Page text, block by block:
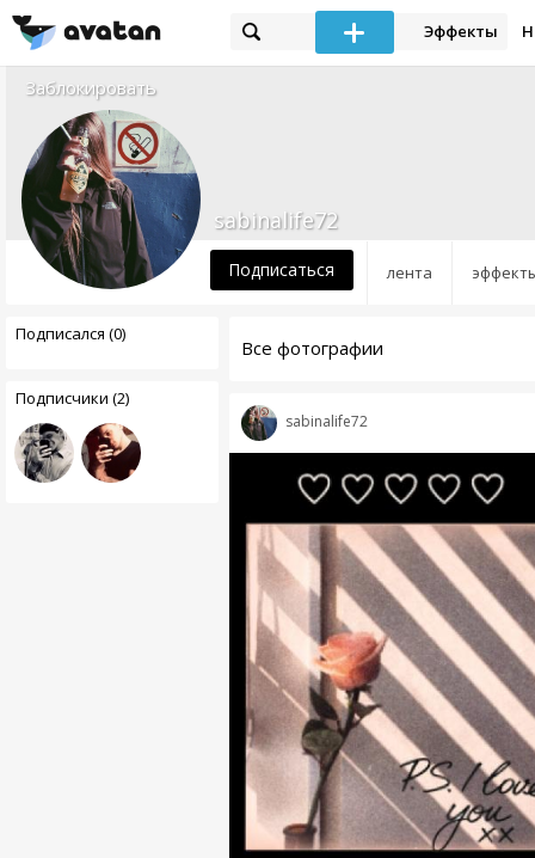
Эффекты
Заблокировать
лента
sabinalife72
Подписаться
Подписался (0)
Подписчики (2)
Все фотографии
sabinalife72